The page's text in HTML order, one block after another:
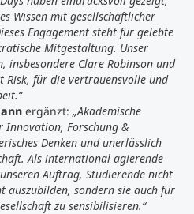
Wissen mit gesellschaftlicher
Engagement steht für gelebte
Mitgestaltung. Unser
Clare Robinson und
Risk, für die vertrauensvolle und
ergänzt: „Akademische
Innovation, Forschung &
Denken und unerlässlich
Als international agierende
Auftrag, Studierende nicht
auszubilden, sondern sie auch für
zu sensibilisieren.“